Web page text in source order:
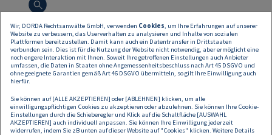
Suchen Zurücksetzen
12.12.2023
Wir, DORDA Rechtsanwälte GmbH, verwenden Cookies, um Ihre Erfahrungen auf unserer
Website zu verbessern, das Userverhalten zu analysieren und Inhalte von sozialen
Plattformen bereitzustellen. Damit kann auch ein Datentransfer in Drittstaaten
verbunden sein. Dies ist für die Nutzung der Website nicht notwendig, aber ermöglicht eine
noch engere Interaktion mit Ihnen. Soweit Ihre getroffenen Einstellungen auch Anbieter
umfassen, die Daten in Staaten ohne Angemessenheitsbeschluss nach Art 45 DSGVO und
ohne geeignete Garantien gemäß Art 46 DSGVO übermitteln, so gilt Ihre Einwilligung auch
hierfür.
Sie können auf [ALLE AKZEPTIEREN] oder [ABLEHNEN] klicken, um alle
einwilligungspflichtigen Cookies zu akzeptieren oder abzulehnen. Sie können Ihre Cookie-
Einstellungen durch die Schieberegler und Klick auf die Schaltfläche [AUSWAHL
AKZEPTIEREN] auch individuell anpassen. Sie können Ihre Einwilligung jederzeit
widerrufen, indem Sie zB unten auf dieser Website auf "Cookies" klicken. Weitere Details